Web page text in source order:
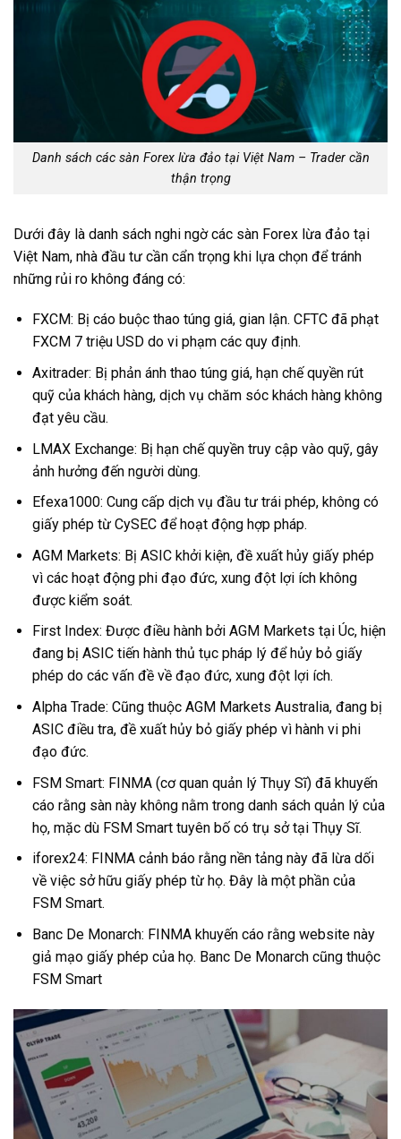
Danh sách các sàn Forex lừa đảo tại Việt Nam – Trader cần
thận trọng
Dưới đây là danh sách nghi ngờ các sàn Forex lừa đảo tại
Việt Nam, nhà đầu tư cần cẩn trọng khi lựa chọn để tránh
những rủi ro không đáng có:
FXCM: Bị cáo buộc thao túng giá, gian lận. CFTC đã phạt
FXCM 7 triệu USD do vi phạm các quy định.
Axitrader: Bị phản ánh thao túng giá, hạn chế quyền rút
quỹ của khách hàng, dịch vụ chăm sóc khách hàng không
đạt yêu cầu.
LMAX Exchange: Bị hạn chế quyền truy cập vào quỹ, gây
ảnh hưởng đến người dùng.
Efexa1000: Cung cấp dịch vụ đầu tư trái phép, không có
giấy phép từ CySEC để hoạt động hợp pháp.
AGM Markets: Bị ASIC khởi kiện, đề xuất hủy giấy phép
vì các hoạt động phi đạo đức, xung đột lợi ích không
được kiểm soát.
First Index: Được điều hành bởi AGM Markets tại Úc, hiện
đang bị ASIC tiến hành thủ tục pháp lý để hủy bỏ giấy
phép do các vấn đề về đạo đức, xung đột lợi ích.
Alpha Trade: Cũng thuộc AGM Markets Australia, đang bị
ASIC điều tra, đề xuất hủy bỏ giấy phép vì hành vi phi
đạo đức.
FSM Smart: FINMA (cơ quan quản lý Thụy Sĩ) đã khuyến
cáo rằng sàn này không nằm trong danh sách quản lý của
họ, mặc dù FSM Smart tuyên bố có trụ sở tại Thụy Sĩ.
iforex24: FINMA cảnh báo rằng nền tảng này đã lừa dối
về việc sở hữu giấy phép từ họ. Đây là một phần của
FSM Smart.
Banc De Monarch: FINMA khuyến cáo rằng website này
giả mạo giấy phép của họ. Banc De Monarch cũng thuộc
FSM Smart